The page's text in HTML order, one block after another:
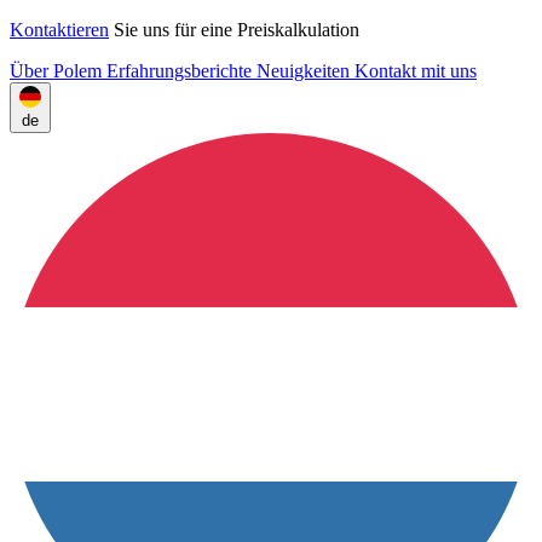
Kontaktieren Sie uns für eine Preiskalkulation
Über Polem Erfahrungsberichte Neuigkeiten Kontakt mit uns
de